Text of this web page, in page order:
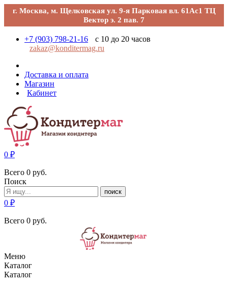
г. Москва, м. Щелковская ул. 9-я Парковая вл. 61Ас1 ТЦ
Вектор э. 2 пав. 7
+7 (903) 798-21-16
с 10 до 20 часов
zakaz@konditermag.ru
Доставка и оплата
Магазин
Кабинет
0 ₽
Всего 0 руб.
Поиск
поиск
0 ₽
Всего 0 руб.
Меню
Каталог
Каталог